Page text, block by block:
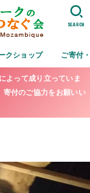
クショップ ご寄付
SEARCH
よって成り立っていま
寄付のご協力をお願いい